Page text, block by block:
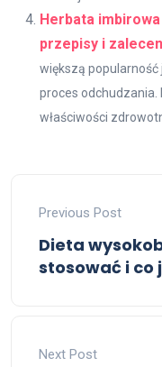
Herbata
przepisy i
większą
proces odchudzania.
właściwości
Previous Post
Dieta
stosować i co
Next Post